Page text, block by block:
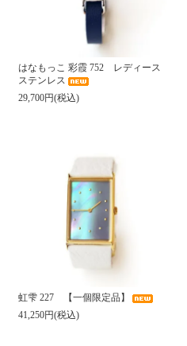
はなもっこ 彩霞 752 レディース
ステンレス
29,700円(税込)
虹雫 227 【一個限定品】
41,250円(税込)